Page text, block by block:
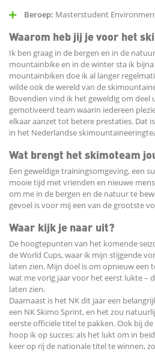
Beroep: Masterstudent
Waarom heb jij je voor het
Ik ben graag in de bergen en in de
mountainbike en in de winter sta ik bijna
mountainbiken doe ik al langer
wilde ook de wereld van de
Bovendien vind ik het geweldig om deel
gemotiveerd team waarin iedereen
elkaar aanzet tot betere prestaties. Dat
in het Nederlandse
Wat brengt het skimoteam
Een geweldige trainingsomgeving, een
mooie tijd met vrienden en nieuwe
om me in de bergen en de natuur te
gevoel is voor mij een van de grootste
Waar kijk je naar uit?
De hoogtepunten van het komende
de World Cups, waar ik mijn stijgende
laten zien. Mijn doel is om opnieuw een
wat me vorig jaar voor het eerst lukte –
laten zien.
Daarnaast is het NK dit jaar een
een NK Skimo Sprint, en het zou
eerste officiële titel te pakken. Ook bij
hoop ik op succes: als het lukt om in
keer op rij de nationale titel te winnen,